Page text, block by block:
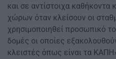
και σε αντίστοιχα
χώρων όταν κλείσουν οι
χρησιμοποιηθεί προσωπικό
δομές οι οποίες
κλειστές όπως είναι τα